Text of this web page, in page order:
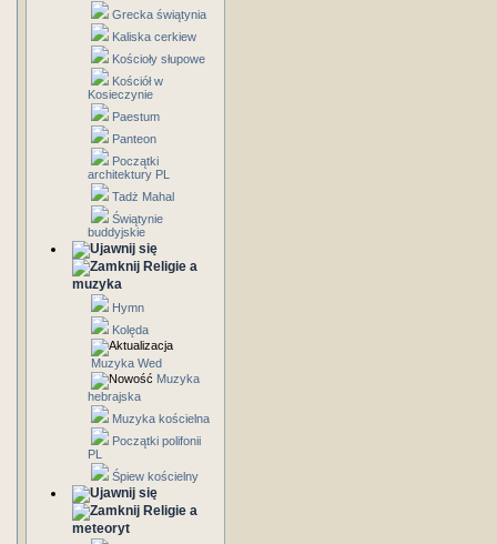
Grecka świątynia
Kaliska cerkiew
Kościoły słupowe
Kościół w
Kosieczynie
Paestum
Panteon
Początki
architektury PL
Tadż Mahal
Świątynie
buddyjskie
Religie a
muzyka
Hymn
Kolęda
Muzyka Wed
Muzyka
hebrajska
Muzyka kościelna
Początki polifonii
PL
Śpiew kościelny
Religie a
meteoryt